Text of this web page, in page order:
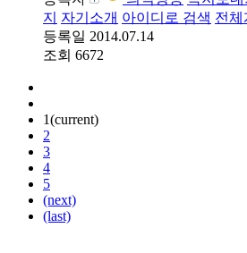
지
자기소개 아이디로 검색 전체
등록일 2014.07.14
조회 6672
1(current)
2
3
4
5
(next)
(last)